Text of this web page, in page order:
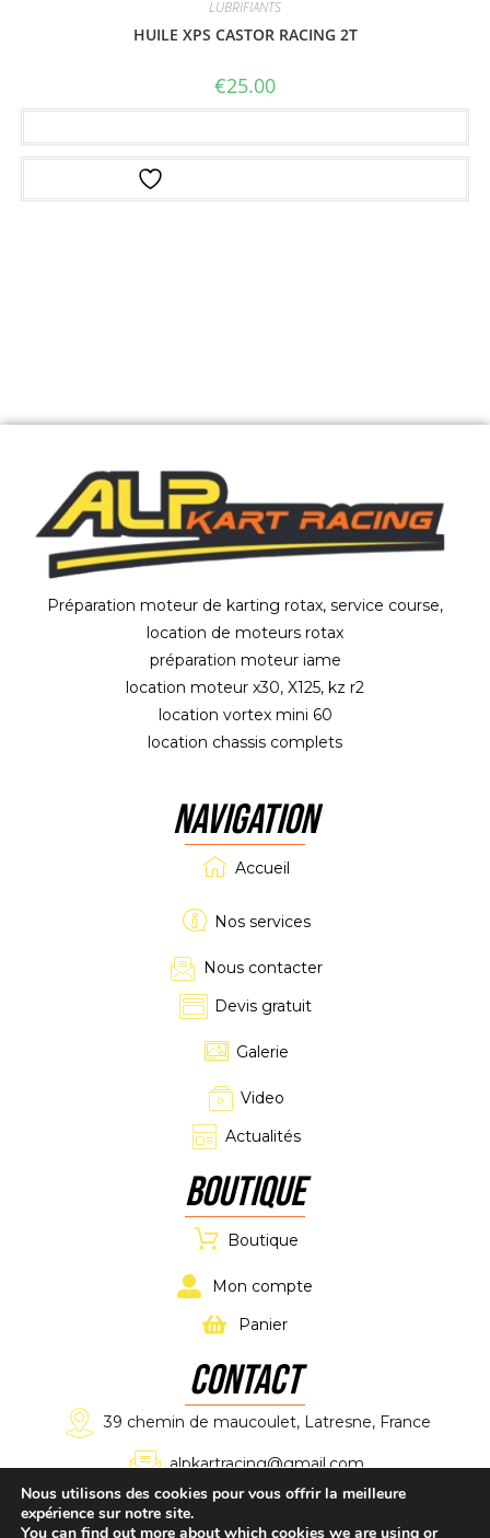
LUBRIFIANTS
HUILE XPS CASTOR RACING 2T
€25.00
Préparation moteur de karting rotax, service course,
location de moteurs rotax
préparation moteur iame
location moteur x30, X125, kz r2
location vortex mini 60
location chassis complets
NAVIGATION
Accueil
Nos services
Nous contacter
Devis gratuit
Galerie
Video
Actualités
Boutique
Boutique
Mon compte
Panier
CONTACT
39 chemin de maucoulet, Latresne, France
alpkartracing@gmail.com
Nous utilisons des cookies pour vous offrir la meilleure
expérience sur notre site.
You can find out more about which cookies we are using or